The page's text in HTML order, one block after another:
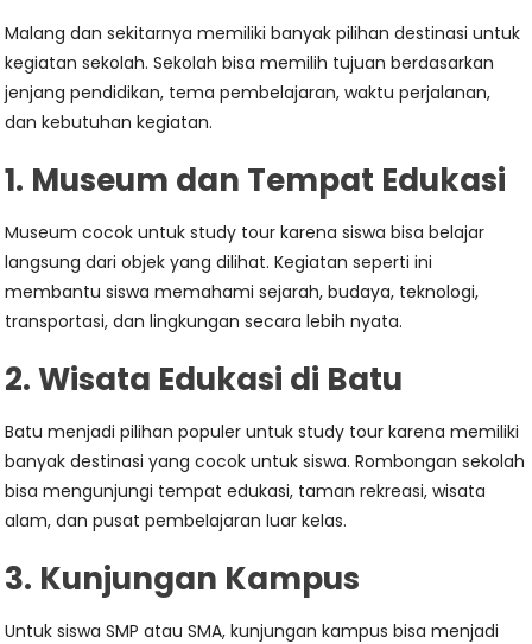
Malang dan sekitarnya memiliki banyak pilihan destinasi untuk
kegiatan sekolah. Sekolah bisa memilih tujuan berdasarkan
jenjang pendidikan, tema pembelajaran, waktu perjalanan,
dan kebutuhan kegiatan.
1. Museum dan Tempat Edukasi
Museum cocok untuk study tour karena siswa bisa belajar
langsung dari objek yang dilihat. Kegiatan seperti ini
membantu siswa memahami sejarah, budaya, teknologi,
transportasi, dan lingkungan secara lebih nyata.
2. Wisata Edukasi di Batu
Batu menjadi pilihan populer untuk study tour karena memiliki
banyak destinasi yang cocok untuk siswa. Rombongan sekolah
bisa mengunjungi tempat edukasi, taman rekreasi, wisata
alam, dan pusat pembelajaran luar kelas.
3. Kunjungan Kampus
Untuk siswa SMP atau SMA, kunjungan kampus bisa menjadi